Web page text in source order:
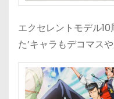
エクセレントモデル
た’キャラもデコマス